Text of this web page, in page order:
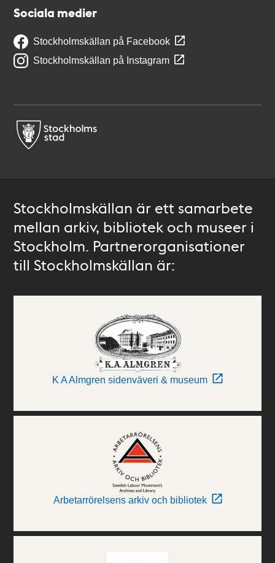
Sociala medier
Stockholmskällan på Facebook
Stockholmskällan på Instagram
Stockholmskällan är ett samarbete
mellan arkiv, bibliotek och museer i
Stockholm. Partnerorganisationer
till Stockholmskällan är:
K A Almgren sidenväveri & museum
Arbetarrörelsens arkiv och bibliotek